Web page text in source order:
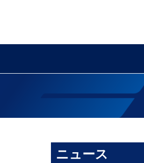
ニュース